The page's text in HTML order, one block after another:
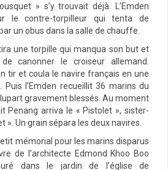
» s’y trouvait déjà. L’Emden
le contre-torpilleur qui tenta de
un obus dans la salle de chauffe.
une torpille qui manqua son but et
canonner le croiseur allemand.
tir et coula le navire français en une
Puis l’Emden recueillit 36 marins du
gravement blessés. Au moment
Penang arriva le « Pistolet », sister-
». Un grain sépara les deux navires.
mémorial pour les marins disparus
de l’architecte Edmond Khoo Boo
dans le jardin de l’église de